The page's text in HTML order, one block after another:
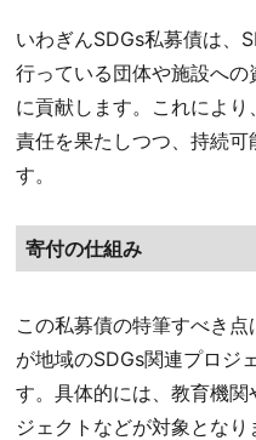
いわぎんSDGs私募債は、
行っている団体や施設へ
に貢献します。これによ
責任を果たしつつ、持続
す。
寄付の仕組み
この私募債の特筆すべき
が地域のSDGs関連プロジ
す。具体的には、教育機
ジェクトなどが対象とな